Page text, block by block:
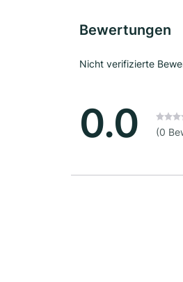
Bewertungen
Nicht verifizierte
0.0 (0